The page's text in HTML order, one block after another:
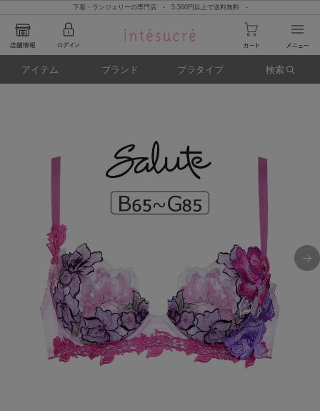
下着・ランジェリーの専門店 - 5,500円以上で送料無料 -
アイテム ブランド ブラタイプ 検索